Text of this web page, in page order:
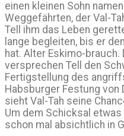
einen kleinen Sohn
Weggefährten, der Val-
Tell ihm das Leben
lange begleiten, bis er
hat. Alter Eskimo-
versprechen Tell den
Fertigstellung des
Habsburger Festung von
sieht Val-Tah seine
Um dem Schicksal etwas
schon mal absichtlich in